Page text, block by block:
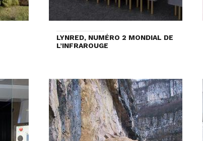
LYNRED, NUMÉRO 2 MONDIAL DE
L’INFRAROUGE